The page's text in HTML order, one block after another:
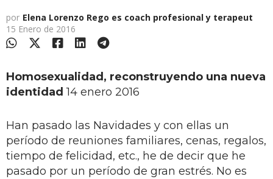
por Elena Lorenzo Rego es coach profesional y terapeut
15 Enero de 2016
Homosexualidad, reconstruyendo una nueva
identidad14 enero 2016
Han pasado las Navidades y con ellas un
período de reuniones familiares, cenas, regalos,
tiempo de felicidad, etc., he de decir que he
pasado por un período de gran estrés. No es